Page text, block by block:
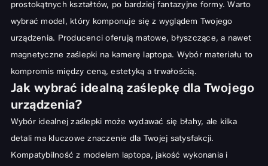
prostokątnych kształtów, po bardziej fantazyjne formy. Warto
wybrać model, który komponuje się z wyglądem Twojego
urządzenia. Producenci oferują matowe, błyszczące, a nawet
magnetyczne zaślepki na kamerę laptopa. Wybór materiału to
kompromis między ceną, estetyką a trwałością.
Jak wybrać idealną zaślepkę dla Twojego
urządzenia?
Wybór idealnej zaślepki może wydawać się błahy, ale kilka
detali ma kluczowe znaczenie dla Twojej satysfakcji.
Kompatybilność z modelem laptopa, jakość wykonania i